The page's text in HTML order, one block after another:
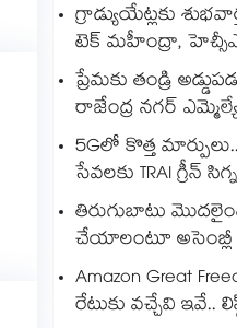
గ్రాడ్యుయేట్లకు
టెక్ మహీంద్రా,
ప్రేమకు తండ్రి
రాజేంద్ర నగర్
5Gలో కొత్త
సేవలకు TRAI గ్రీన్
తిరుగుబాటు
చేయాలంటూ అసెంబ్లీ
Amazon Great
రేటుకు వచ్చేవి ఇవే..